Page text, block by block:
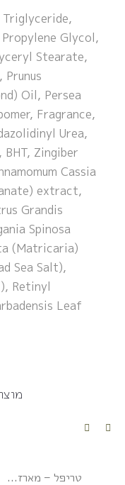
Triglyceride,
Glycol,
Stearate,
Oil, Persea
Fragrance,
Urea,
Zingiber
Cassia
extract,
Grandis
Spinosa
(Matricaria)
Sea Salt),
Retinyl
Leaf
טריפל – מארז...